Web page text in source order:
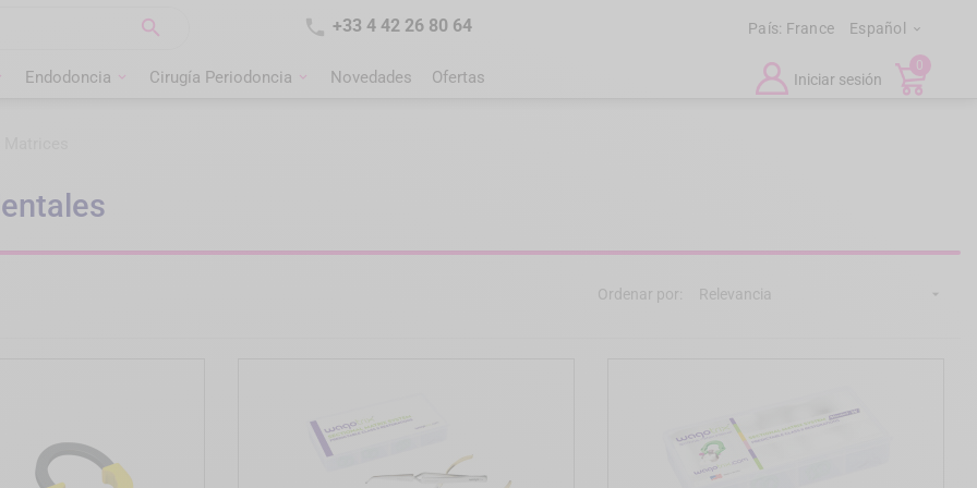
  +33 4 42 26 80 64 País: France Español 
Endodoncia Cirugía Periodoncia Novedades Ofertas Iniciar sesión
0
Ordenar por: Relevancia 